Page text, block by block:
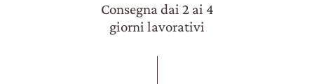
Consegna dai 2 ai 4
giorni lavorativi